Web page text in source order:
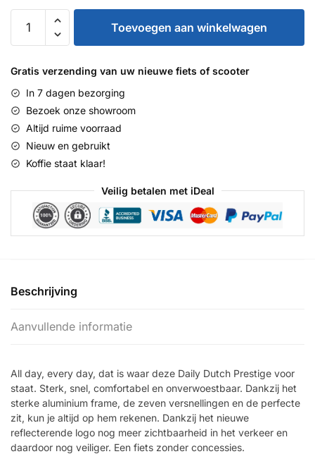
Dutch
Prestige
N7
ND
::
Göteborg
Blue
::
47
Toevoegen aan winkelwagen
Gratis verzending van uw nieuwe fiets of scooter
In 7 dagen bezorging
Bezoek onze showroom
Altijd ruime voorraad
Nieuw en gebruikt
Koffie staat klaar!
Veilig betalen met iDeal
Beschrijving
Aanvullende informatie
All day, every day, dat is waar deze Daily Dutch Prestige voor
staat. Sterk, snel, comfortabel en onverwoestbaar. Dankzij het
sterke aluminium frame, de zeven versnellingen en de perfecte
zit, kun je altijd op hem rekenen. Dankzij het nieuwe
reflecterende logo nog meer zichtbaarheid in het verkeer en
daardoor nog veiliger. Een fiets zonder concessies.